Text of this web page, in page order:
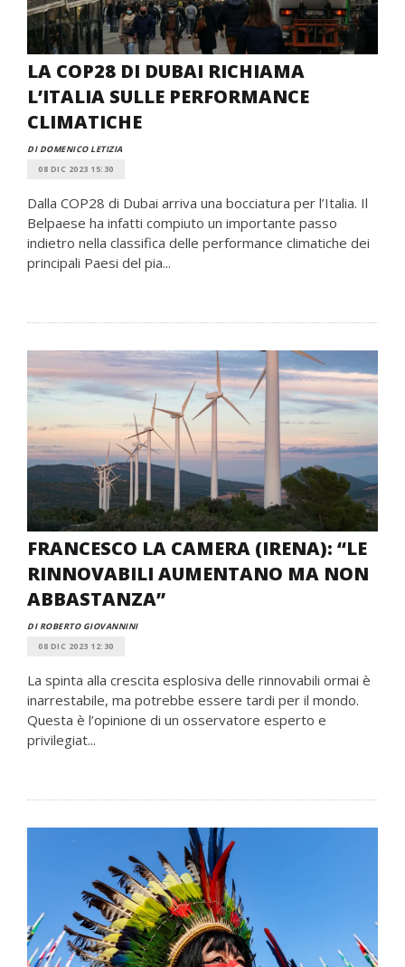
LA COP28 DI DUBAI RICHIAMA
L’ITALIA SULLE PERFORMANCE
CLIMATICHE
DI DOMENICO LETIZIA
08 DIC 2023 15:30
Dalla COP28 di Dubai arriva una bocciatura per l’Italia. Il
Belpaese ha infatti compiuto un importante passo
indietro nella classifica delle performance climatiche dei
principali Paesi del pia...
FRANCESCO LA CAMERA (IRENA): “LE
RINNOVABILI AUMENTANO MA NON
ABBASTANZA”
DI ROBERTO GIOVANNINI
08 DIC 2023 12:30
La spinta alla crescita esplosiva delle rinnovabili ormai è
inarrestabile, ma potrebbe essere tardi per il mondo.
Questa è l’opinione di un osservatore esperto e
privilegiat...